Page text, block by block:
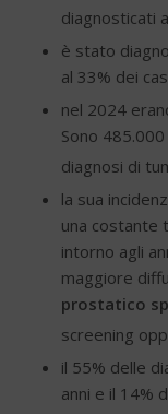
diagnosticati
è stato
al 33% dei
nel 2024
Sono
diagnosi di
la sua
una costante
intorno agli
maggiore
prostatico
screening
il 55% delle
anni e il 14%